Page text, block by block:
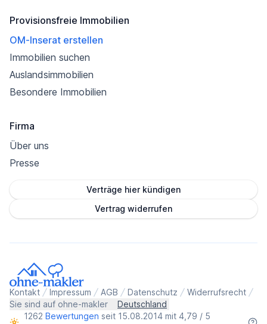
Provisionsfreie Immobilien
OM-Inserat erstellen
Immobilien suchen
Auslandsimmobilien
Besondere Immobilien
Firma
Über uns
Presse
Verträge hier kündigen
Vertrag widerrufen
Kontakt Impressum AGB Datenschutz
Widerrufsrecht
Sie sind auf ohne-makler
Deutschland
1262 Bewertungen seit 15.08.2014 mit 4,79 / 5